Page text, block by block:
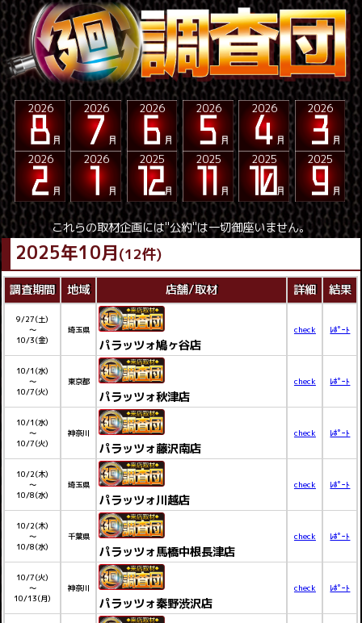
2026 2026 2026 2026 2026 2026
2026 2026 2025 2025 2025 2025
これらの取材企画には"公約"は一切御座いません。
2025年10月(12件)
調査期間 地域 店舗/取材 詳細 結果
9/27(土)
～
10/3(金)
埼玉県
パラッツォ鳩ヶ谷店
check ﾚﾎﾟｰﾄ
10/1(水)
～
10/7(火)
東京都
パラッツォ秋津店
check ﾚﾎﾟｰﾄ
10/1(水)
～
10/7(火)
神奈川
パラッツォ藤沢南店
check ﾚﾎﾟｰﾄ
10/2(木)
～
10/8(水)
埼玉県
パラッツォ川越店
check ﾚﾎﾟｰﾄ
10/2(木)
～
10/8(水)
千葉県
パラッツォ馬橋中根長津店
check ﾚﾎﾟｰﾄ
10/7(火)
～
10/13(月)
神奈川
パラッツォ秦野渋沢店
check ﾚﾎﾟｰﾄ